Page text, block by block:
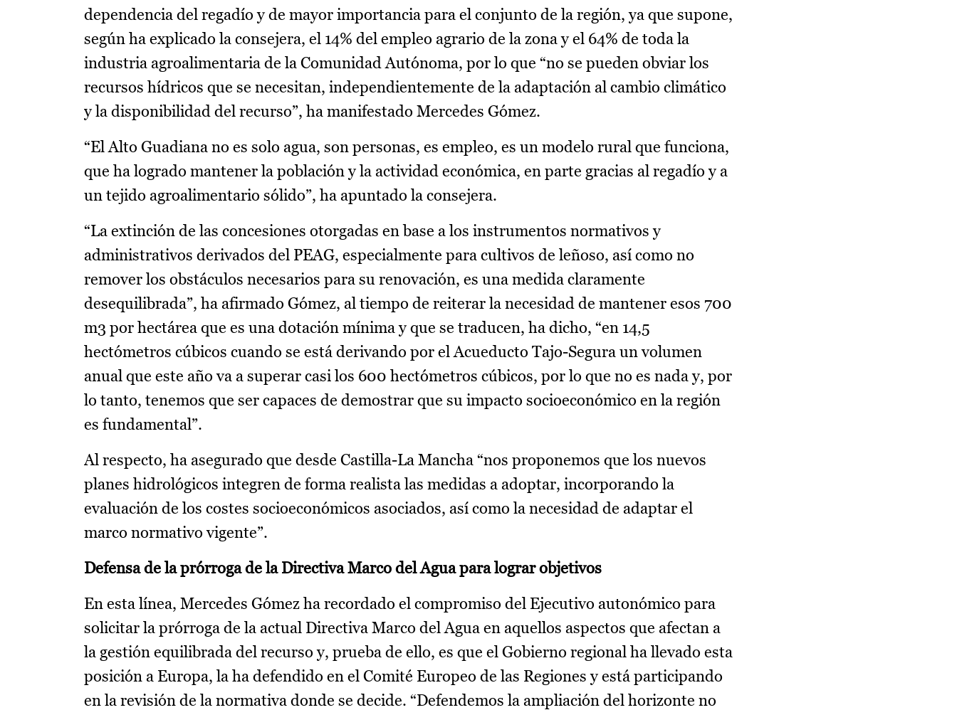
dependencia del regadío y de mayor importancia para el conjunto de la región, ya que supone,
según ha explicado la consejera, el 14% del empleo agrario de la zona y el 64% de toda la
industria agroalimentaria de la Comunidad Autónoma, por lo que “no se pueden obviar los
recursos hídricos que se necesitan, independientemente de la adaptación al cambio climático
y la disponibilidad del recurso”, ha manifestado Mercedes Gómez.
“El Alto Guadiana no es solo agua, son personas, es empleo, es un modelo rural que funciona,
que ha logrado mantener la población y la actividad económica, en parte gracias al regadío y a
un tejido agroalimentario sólido”, ha apuntado la consejera.
“La extinción de las concesiones otorgadas en base a los instrumentos normativos y
administrativos derivados del PEAG, especialmente para cultivos de leñoso, así como no
remover los obstáculos necesarios para su renovación, es una medida claramente
desequilibrada”, ha afirmado Gómez, al tiempo de reiterar la necesidad de mantener esos 700
m3 por hectárea que es una dotación mínima y que se traducen, ha dicho, “en 14,5
hectómetros cúbicos cuando se está derivando por el Acueducto Tajo-Segura un volumen
anual que este año va a superar casi los 600 hectómetros cúbicos, por lo que no es nada y, por
lo tanto, tenemos que ser capaces de demostrar que su impacto socioeconómico en la región
es fundamental”.
Al respecto, ha asegurado que desde Castilla-La Mancha “nos proponemos que los nuevos
planes hidrológicos integren de forma realista las medidas a adoptar, incorporando la
evaluación de los costes socioeconómicos asociados, así como la necesidad de adaptar el
marco normativo vigente”.
Defensa de la prórroga de la Directiva Marco del Agua para lograr objetivos
En esta línea, Mercedes Gómez ha recordado el compromiso del Ejecutivo autonómico para
solicitar la prórroga de la actual Directiva Marco del Agua en aquellos aspectos que afectan a
la gestión equilibrada del recurso y, prueba de ello, es que el Gobierno regional ha llevado esta
posición a Europa, la ha defendido en el Comité Europeo de las Regiones y está participando
en la revisión de la normativa donde se decide. “Defendemos la ampliación del horizonte no